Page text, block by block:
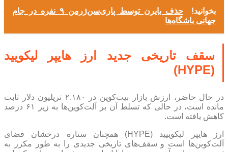
بخوانید!
حذف بایرن توسط پاری‌سن‌ژرمن ۹ نفره در جام
جهانی باشگاه‌ها
سقف تاریخی جدید ارز هایپر لیکویید
(HYPE)
در حال حاضر، ارزش بازار بیت‌کوین در ۲.۱۸۰ تریلیون دلار ثابت
مانده است، در حالی که تسلط آن بر آلت‌کوین‌ها به زیر ۶۱ درصد
کاهش یافته است.
ارز هایپر لیکوییید (HYPE) همچنان ستاره درخشان فضای
آلت‌کوین‌ها است و سقف‌های تاریخی جدیدی را به طور مکرر به